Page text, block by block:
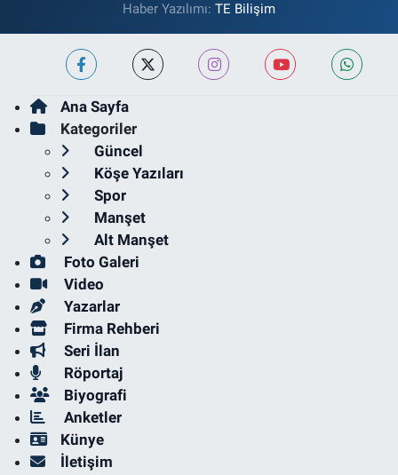
Haber Yazılımı: TE Bilişim
Ana Sayfa
Kategoriler
Güncel
Köşe Yazıları
Spor
Manşet
Alt Manşet
Foto Galeri
Video
Yazarlar
Firma Rehberi
Seri İlan
Röportaj
Biyografi
Anketler
Künye
İletişim